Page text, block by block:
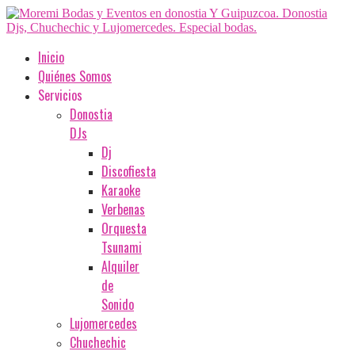
Inicio
Quiénes Somos
Servicios
Donostia
DJs
Dj
Discofiesta
Karaoke
Verbenas
Orquesta
Tsunami
Alquiler
de
Sonido
Lujomercedes
Chuchechic